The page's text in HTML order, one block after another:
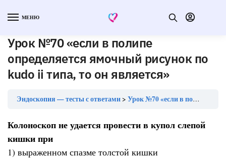
МЕНЮ
Урок №70 «если в полипе
определяется ямочный рисунок по
kudo ii типа, то он является»
Эндоскопия — тесты с ответами Урок №70 «если в полипе определяется ямочный рисунок по kudo ii типа, то он является»
Колоноскоп не удается провести в купол слепой
кишки при
1) выраженном спазме толстой кишки